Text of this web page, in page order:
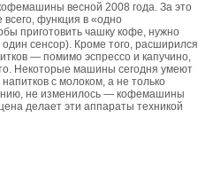
весной 2008 года. За это
функция в «одно
приготовить чашку кофе, нужно
сенсор). Кроме того, расширился
— помимо эспрессо и капучино,
Некоторые машины сегодня умеют
с молоком, а не только
не изменилось — кофемашины
делает эти аппараты техникой